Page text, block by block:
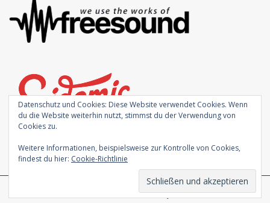
Powered byWordPress
Datenschutz und Cookies: Diese Website verwendet Cookies. Wenn
du die Website weiterhin nutzt, stimmst du der Verwendung von
Cookies zu.
Weitere Informationen, beispielsweise zur Kontrolle von Cookies,
findest du hier: Cookie-Richtlinie